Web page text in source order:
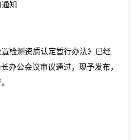
知
检测资质认定暂行办法》已经
办公会议审议通过，现予发布，